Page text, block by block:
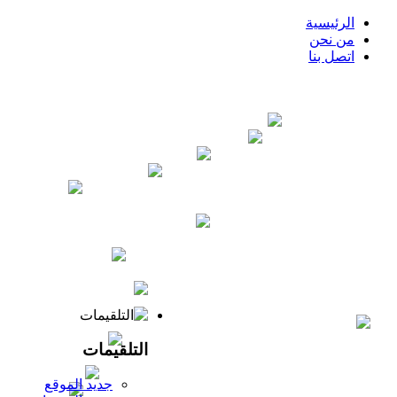
الرئيسية
من نحن
اتصل بنا
متعلم و همج رعاع - الشيخ خالد عبدالرحمن و الشيخ علي السالم
محاضرة بعنوان : قسوة القلب - للشيخين الفاضلين خالد
عبدالرحمن و محمد العنجري حفظهما الله
من السيرة النبوية ( من كتاب زاد المعاد لـ ابن القيم ) - المشايخ :
بعنوان: السعادة - لفضيلة الشيخ محمد العنجري
لقاء
التلقيمات
جديد الموقع